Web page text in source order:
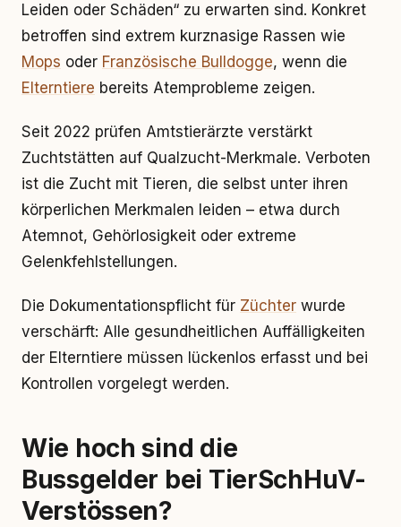
Leiden oder Schäden“ zu erwarten sind. Konkret
betroffen sind extrem kurznasige Rassen wie
Mops oder Französische Bulldogge, wenn die
Elterntiere bereits Atemprobleme zeigen.
Seit 2022 prüfen Amtstierärzte verstärkt
Zuchtstätten auf Qualzucht-Merkmale. Verboten
ist die Zucht mit Tieren, die selbst unter ihren
körperlichen Merkmalen leiden – etwa durch
Atemnot, Gehörlosigkeit oder extreme
Gelenkfehlstellungen.
Die Dokumentationspflicht für Züchter wurde
verschärft: Alle gesundheitlichen Auffälligkeiten
der Elterntiere müssen lückenlos erfasst und bei
Kontrollen vorgelegt werden.
Wie hoch sind die
Bussgelder bei TierSchHuV-
Verstössen?